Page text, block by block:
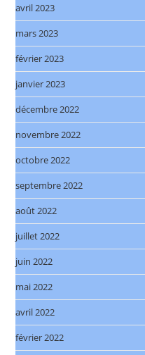
avril 2023
mars 2023
février 2023
janvier 2023
décembre 2022
novembre 2022
octobre 2022
septembre 2022
août 2022
juillet 2022
juin 2022
mai 2022
avril 2022
février 2022